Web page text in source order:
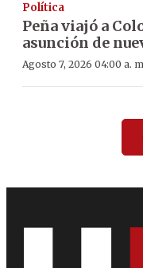
Política
Peña viajó a
asunción de
Agosto 7, 2026 04:00 a.